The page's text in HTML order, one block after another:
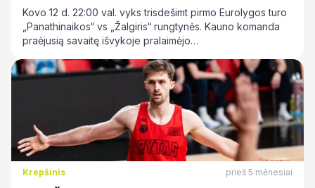
Kovo 12 d. 22:00 val. vyks trisdešimt pirmo Eurolygos turo
„Panathinaikos“ vs „Žalgiris“ rungtynės. Kauno komanda
praėjusią savaitę išvykoje pralaimėjo…
Krepšinis prieš 5 mėnesiai